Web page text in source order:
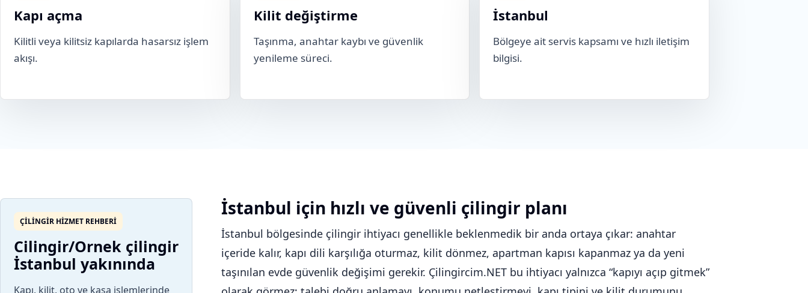
Kapı açma
Kilitli veya kilitsiz kapılarda hasarsız işlem
akışı.
Kilit değiştirme
Taşınma, anahtar kaybı ve güvenlik
yenileme süreci.
İstanbul
Bölgeye ait servis kapsamı ve hızlı iletişim
bilgisi.
ÇILINGIR HIZMET REHBERI
Cilingir/Ornek çilingir
İstanbul yakınında
Kapı, kilit, oto ve kasa işlemlerinde
İstanbul için hızlı ve güvenli çilingir planı
İstanbul bölgesinde çilingir ihtiyacı genellikle beklenmedik bir anda ortaya çıkar: anahtar
içeride kalır, kapı dili karşılığa oturmaz, kilit dönmez, apartman kapısı kapanmaz ya da yeni
taşınılan evde güvenlik değişimi gerekir. Çilingircim.NET bu ihtiyacı yalnızca “kapıyı açıp gitmek”